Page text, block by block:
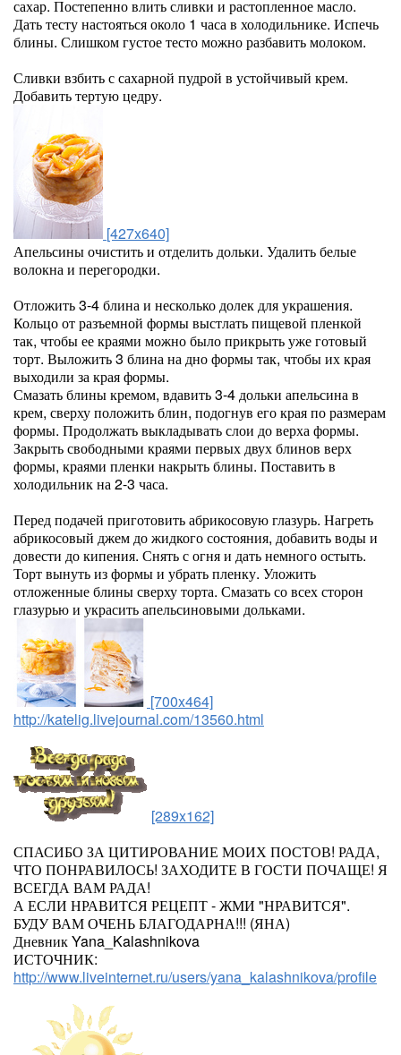
сахар. Постепенно влить сливки и растопленное масло.
Дать тесту настояться около 1 часа в холодильнике. Испечь
блины. Слишком густое тесто можно разбавить молоком.
Сливки взбить с сахарной пудрой в устойчивый крем.
Добавить тертую цедру.
[427x640]
Апельсины очистить и отделить дольки. Удалить белые
волокна и перегородки.
Отложить 3-4 блина и несколько долек для украшения.
Кольцо от разъемной формы выстлать пищевой пленкой
так, чтобы ее краями можно было прикрыть уже готовый
торт. Выложить 3 блина на дно формы так, чтобы их края
выходили за края формы.
Смазать блины кремом, вдавить 3-4 дольки апельсина в
крем, сверху положить блин, подогнув его края по размерам
формы. Продолжать выкладывать слои до верха формы.
Закрыть свободными краями первых двух блинов верх
формы, краями пленки накрыть блины. Поставить в
холодильник на 2-3 часа.
Перед подачей приготовить абрикосовую глазурь. Нагреть
абрикосовый джем до жидкого состояния, добавить воды и
довести до кипения. Снять с огня и дать немного остыть.
Торт вынуть из формы и убрать пленку. Уложить
отложенные блины сверху торта. Смазать со всех сторон
глазурью и украсить апельсиновыми дольками.
[700x464]
http://katelig.livejournal.com/13560.html
[289x162]
СПАСИБО ЗА ЦИТИРОВАНИЕ МОИХ ПОСТОВ! РАДА,
ЧТО ПОНРАВИЛОСЬ! ЗАХОДИТЕ В ГОСТИ ПОЧАЩЕ! Я
ВСЕГДА ВАМ РАДА!
А ЕСЛИ НРАВИТСЯ РЕЦЕПТ - ЖМИ "НРАВИТСЯ".
БУДУ ВАМ ОЧЕНЬ БЛАГОДАРНА!!! (ЯНА)
Дневник Yana_Kalashnikova
ИСТОЧНИК:
http://www.liveinternet.ru/users/yana_kalashnikova/profile